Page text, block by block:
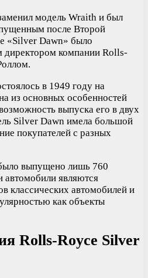
модель Wraith и был
после Второй
«Silver Dawn» было
директором компании Rolls-
в 1949 году на
из основных особенностей
выпуска его в двух
Silver Dawn имела большой
покупателей с разных
выпущено лишь 760
автомобили являются
классических автомобилей и
как объекты
Rolls-Royce Silver